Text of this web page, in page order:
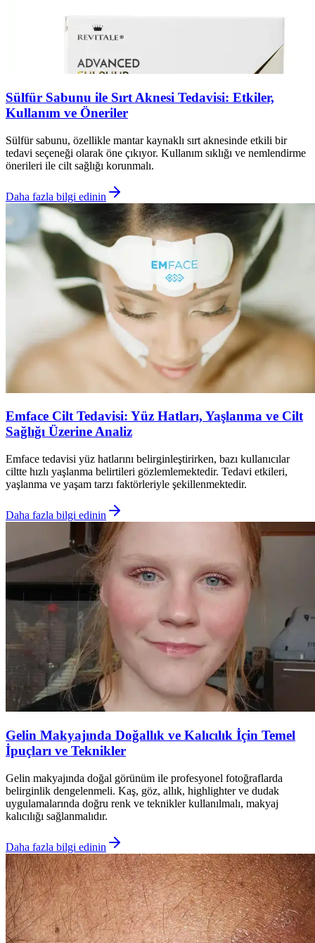
Sülfür Sabunu ile Sırt Aknesi Tedavisi: Etkiler,
Kullanım ve Öneriler
Sülfür sabunu, özellikle mantar kaynaklı sırt aknesinde etkili bir
tedavi seçeneği olarak öne çıkıyor. Kullanım sıklığı ve nemlendirme
önerileri ile cilt sağlığı korunmalı.
Daha fazla bilgi edinin
Emface Cilt Tedavisi: Yüz Hatları, Yaşlanma ve Cilt
Sağlığı Üzerine Analiz
Emface tedavisi yüz hatlarını belirginleştirirken, bazı kullanıcılar
ciltte hızlı yaşlanma belirtileri gözlemlemektedir. Tedavi etkileri,
yaşlanma ve yaşam tarzı faktörleriyle şekillenmektedir.
Daha fazla bilgi edinin
Gelin Makyajında Doğallık ve Kalıcılık İçin Temel
İpuçları ve Teknikler
Gelin makyajında doğal görünüm ile profesyonel fotoğraflarda
belirginlik dengelenmeli. Kaş, göz, allık, highlighter ve dudak
uygulamalarında doğru renk ve teknikler kullanılmalı, makyaj
kalıcılığı sağlanmalıdır.
Daha fazla bilgi edinin